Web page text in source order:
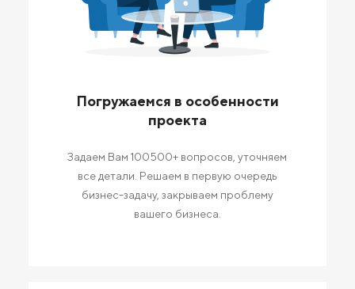
Погружаемся в особенности
проекта
Задаем Вам 100500+ вопросов, уточняем
все детали. Решаем в первую очередь
бизнес-задачу, закрываем проблему
вашего бизнеса.